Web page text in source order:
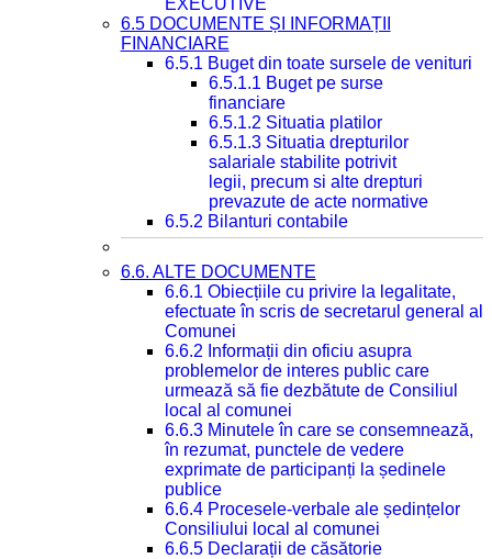
EXECUTIVE
6.5 DOCUMENTE ȘI INFORMAȚII
FINANCIARE
6.5.1 Buget din toate sursele de venituri
6.5.1.1 Buget pe surse
financiare
6.5.1.2 Situatia platilor
6.5.1.3 Situatia drepturilor
salariale stabilite potrivit
legii, precum si alte drepturi
prevazute de acte normative
6.5.2 Bilanturi contabile
6.6. ALTE DOCUMENTE
6.6.1 Obiecțiile cu privire la legalitate,
efectuate în scris de secretarul general al
Comunei
6.6.2 Informații din oficiu asupra
problemelor de interes public care
urmează să fie dezbătute de Consiliul
local al comunei
6.6.3 Minutele în care se consemnează,
în rezumat, punctele de vedere
exprimate de participanți la ședinele
publice
6.6.4 Procesele-verbale ale ședințelor
Consiliului local al comunei
6.6.5 Declarații de căsătorie